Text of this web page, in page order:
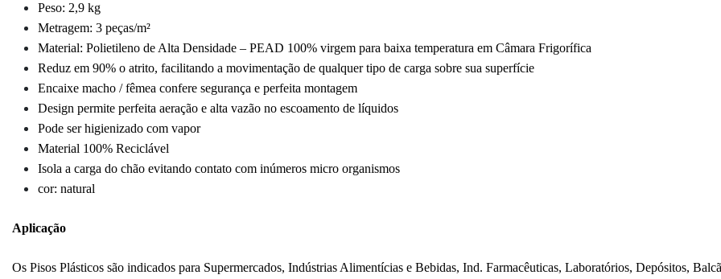
Peso: 2,9 kg
Metragem: 3 peças/m²
Material: Polietileno de Alta Densidade – PEAD 100% virgem para baixa temperatura em Câmara Frigorífica
Reduz em 90% o atrito, facilitando a movimentação de qualquer tipo de carga sobre sua superfície
Encaixe macho / fêmea confere segurança e perfeita montagem
Design permite perfeita aeração e alta vazão no escoamento de líquidos
Pode ser higienizado com vapor
Material 100% Reciclável
Isola a carga do chão evitando contato com inúmeros micro organismos
cor: natural
Aplicação
Os Pisos Plásticos são indicados para Supermercados, Indústrias Alimentícias e Bebidas, Ind. Farmacêuticas, Laboratórios, Depósitos,